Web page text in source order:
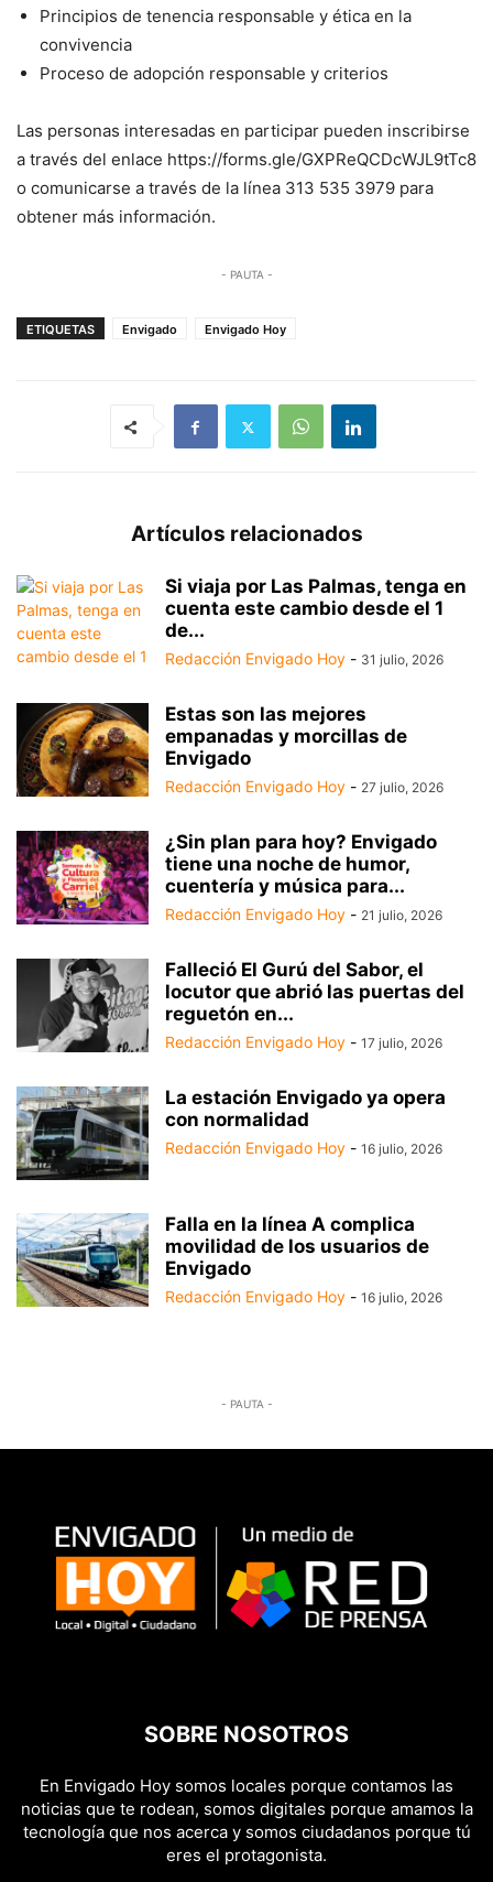
Principios de tenencia responsable y ética en la
convivencia
Proceso de adopción responsable y criterios
Las personas interesadas en participar pueden inscribirse
a través del enlace https://forms.gle/GXPReQCDcWJL9tTc8
o comunicarse a través de la línea 313 535 3979 para
obtener más información.
- PAUTA -
ETIQUETAS Envigado Envigado Hoy
Artículos relacionados
Si viaja por Las Palmas, tenga en
cuenta este cambio desde el 1
de...
Redacción Envigado Hoy - 31 julio, 2026
Estas son las mejores
empanadas y morcillas de
Envigado
Redacción Envigado Hoy - 27 julio, 2026
¿Sin plan para hoy? Envigado
tiene una noche de humor,
cuentería y música para...
Redacción Envigado Hoy - 21 julio, 2026
Falleció El Gurú del Sabor, el
locutor que abrió las puertas del
reguetón en...
Redacción Envigado Hoy - 17 julio, 2026
La estación Envigado ya opera
con normalidad
Redacción Envigado Hoy - 16 julio, 2026
Falla en la línea A complica
movilidad de los usuarios de
Envigado
Redacción Envigado Hoy - 16 julio, 2026
- PAUTA -
SOBRE NOSOTROS
En Envigado Hoy somos locales porque contamos las
noticias que te rodean, somos digitales porque amamos la
tecnología que nos acerca y somos ciudadanos porque tú
eres el protagonista.